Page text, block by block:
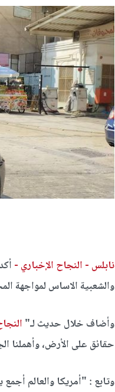
نابلس - النجاح الإخباري -
والشعبية الاساس لمواجهة
وأضاف خلال حديث لـ"
حقائق على الأرض، وأهملنا
وتابع : "أمريكا والعالم